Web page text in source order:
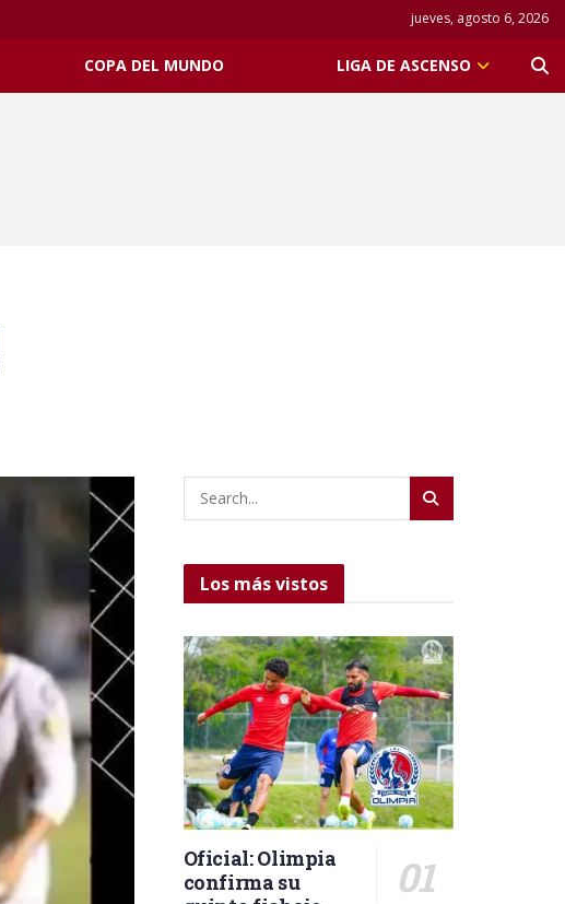
jueves, agosto 6, 2026
COPA DEL MUNDO LIGA DE ASCENSO
Los más vistos
Oficial: Olimpia
confirma su